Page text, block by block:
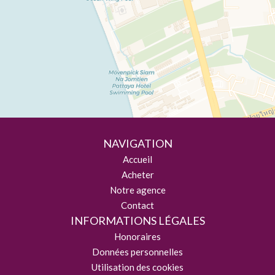
NAVIGATION
Accueil
Acheter
Notre agence
Contact
INFORMATIONS LÉGALES
Honoraires
Données personnelles
Utilisation des cookies